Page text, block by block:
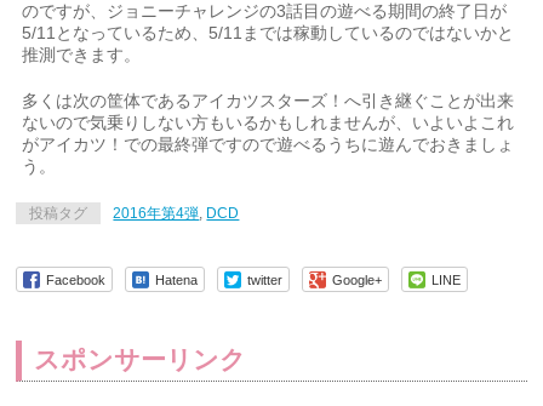
のですが、ジョニーチャレンジの3話目の遊べる期間の終了日が
5/11となっているため、5/11までは稼動しているのではないかと
推測できます。
多くは次の筐体であるアイカツスターズ！へ引き継ぐことが出来
ないので気乗りしない方もいるかもしれませんが、いよいよこれ
がアイカツ！での最終弾ですので遊べるうちに遊んでおきましょ
う。
投稿タグ 2016年第4弾, DCD
Facebook Hatena twitter Google+ LINE
スポンサーリンク